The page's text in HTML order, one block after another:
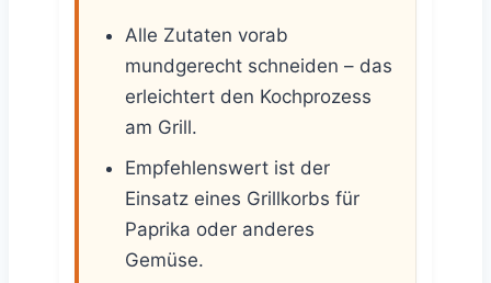
Alle Zutaten vorab
mundgerecht schneiden – das
erleichtert den Kochprozess
am Grill.
Empfehlenswert ist der
Einsatz eines Grillkorbs für
Paprika oder anderes
Gemüse.